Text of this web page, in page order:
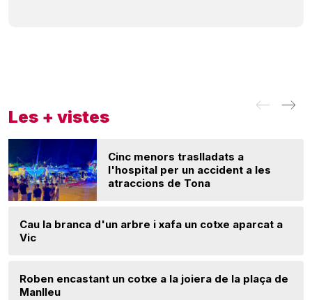
Les + vistes
Cinc menors traslladats a
l'hospital per un accident a les
atraccions de Tona
Cau la branca d'un arbre i xafa un cotxe aparcat a
Vic
Roben encastant un cotxe a la joiera de la plaça de
Manlleu